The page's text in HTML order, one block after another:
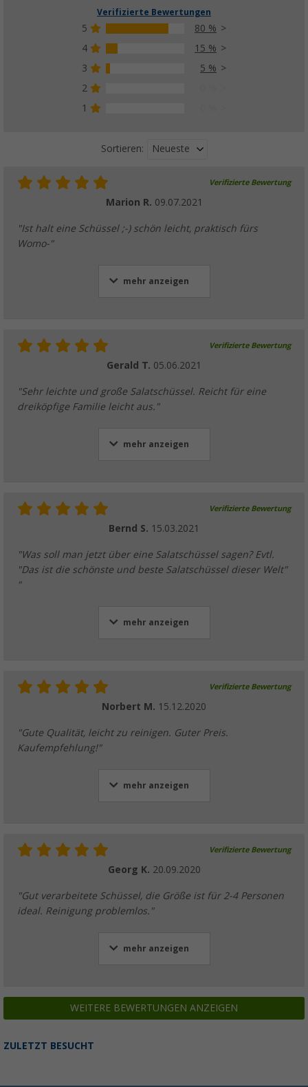
Verifizierte Bewertungen
5
80 %
4
15 %
3
5 %
2
1
Sortieren: Neueste
Verifizierte Bewertung
Marion R. 09.07.2021
"Ist halt eine Schüssel ;-) schön leicht, praktisch fürs
Womo-"
mehr anzeigen
Verifizierte Bewertung
Gerald T. 05.06.2021
"Sehr leichte und große Salatschüssel. Reicht für eine
dreiköpfige Familie leicht aus."
mehr anzeigen
Verifizierte Bewertung
Bernd S. 15.03.2021
"Was soll man jetzt über eine Salatschüssel sagen? Evtl.
"Das ist die schönste und beste Salatschüssel dieser Welt"
"
mehr anzeigen
Verifizierte Bewertung
Norbert M. 15.12.2020
"Gute Qualität, leicht zu reinigen. Guter Preis.
Kaufempfehlung!"
mehr anzeigen
Verifizierte Bewertung
Georg K. 20.09.2020
"Gut verarbeitete Schüssel, die Größe ist für 2-4 Personen
ideal. Reinigung problemlos."
mehr anzeigen
WEITERE BEWERTUNGEN ANZEIGEN
ZULETZT BESUCHT